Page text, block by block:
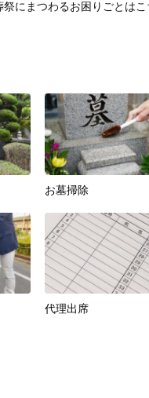
にまつわるお困りごとは
お墓掃除
代理出席